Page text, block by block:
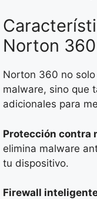
Norton 360
Norton 360 no
malware, sino que
adicionales para
Protección contra
elimina malware
tu dispositivo.
Firewall